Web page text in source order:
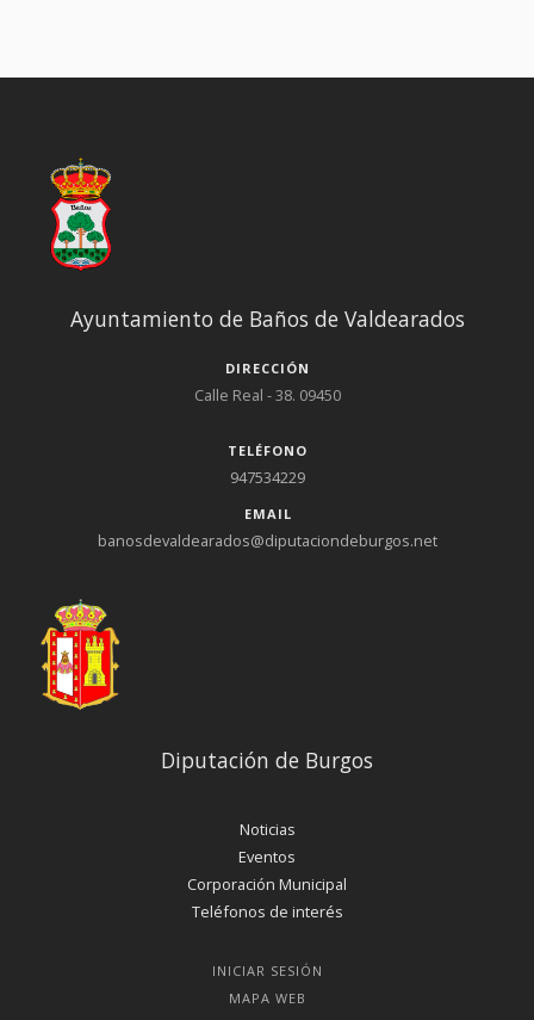
Ayuntamiento de Baños de Valdearados
DIRECCIÓN
Calle Real - 38. 09450
TELÉFONO
947534229
EMAIL
banosdevaldearados@diputaciondeburgos.net
Diputación de Burgos
Noticias
Eventos
Corporación Municipal
Teléfonos de interés
INICIAR SESIÓN
MAPA WEB